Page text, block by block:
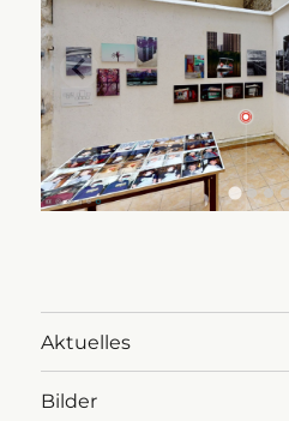
Aktuelles
Bilder